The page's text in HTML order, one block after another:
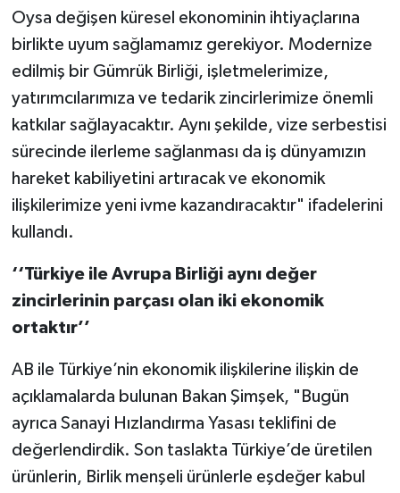
Oysa değişen küresel ekonominin ihtiyaçlarına
birlikte uyum sağlamamız gerekiyor. Modernize
edilmiş bir Gümrük Birliği, işletmelerimize,
yatırımcılarımıza ve tedarik zincirlerimize önemli
katkılar sağlayacaktır. Aynı şekilde, vize serbestisi
sürecinde ilerleme sağlanması da iş dünyamızın
hareket kabiliyetini artıracak ve ekonomik
ilişkilerimize yeni ivme kazandıracaktır" ifadelerini
kullandı.
‘‘Türkiye ile Avrupa Birliği aynı değer
zincirlerinin parçası olan iki ekonomik
ortaktır’’
AB ile Türkiye’nin ekonomik ilişkilerine ilişkin de
açıklamalarda bulunan Bakan Şimşek, "Bugün
ayrıca Sanayi Hızlandırma Yasası teklifini de
değerlendirdik. Son taslakta Türkiye’de üretilen
ürünlerin, Birlik menşeli ürünlerle eşdeğer kabul